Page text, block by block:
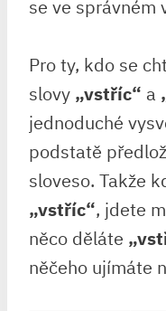
se ve ⁣správném‌
Pro ty,⁤ kdo se
slovy „vstříc“ a
jednoduché
podstatě
⁣sloveso. Takže
„vstříc“, jdete
něco děláte
něčeho ujímáte